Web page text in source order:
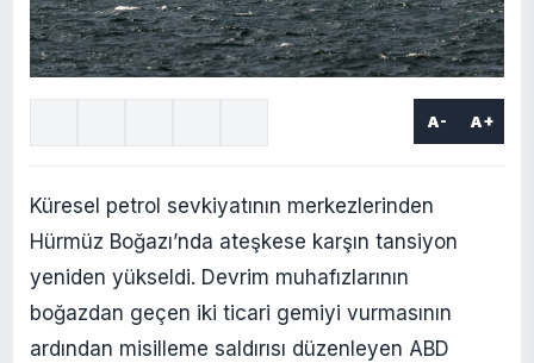
A- A+
Küresel petrol sevkiyatının merkezlerinden
Hürmüz Boğazı’nda ateşkese karşın tansiyon
yeniden yükseldi. Devrim muhafızlarının
boğazdan geçen iki ticari gemiyi vurmasının
ardından misilleme saldırısı düzenleyen ABD